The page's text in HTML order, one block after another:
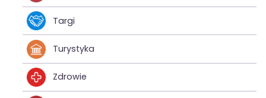
Targi
Turystyka
Zdrowie